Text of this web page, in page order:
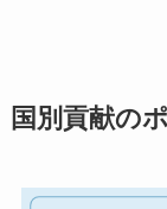
国別貢献の